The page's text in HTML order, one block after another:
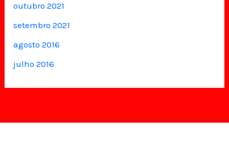
outubro 2021
setembro 2021
agosto 2016
julho 2016